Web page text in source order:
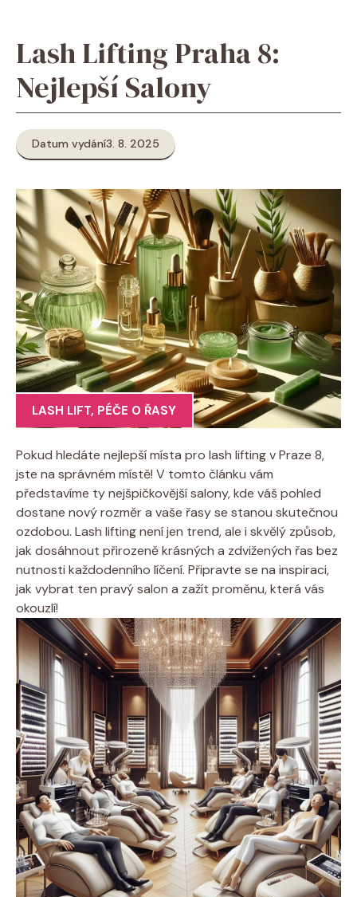
Lash Lifting Praha 8:
Nejlepší Salony
Datum vydání3. 8. 2025
LASH LIFT, PÉČE O ŘASY
Pokud hledáte nejlepší místa pro lash lifting v Praze 8,
jste na správném místě! V tomto článku vám
⁢představíme ty nejšpičkovější salony, kde váš‍ pohled
dostane nový rozměr ⁣a vaše řasy se stanou skutečnou
ozdobou. Lash lifting není jen trend, ale i​ skvělý způsob,
jak dosáhnout ‍přirozeně krásných a zdvižených řas bez
nutnosti každodenního líčení. Připravte se na⁣ inspiraci,
jak⁤ vybrat ten pravý‌ salon a zažít proměnu, která vás
okouzlí!